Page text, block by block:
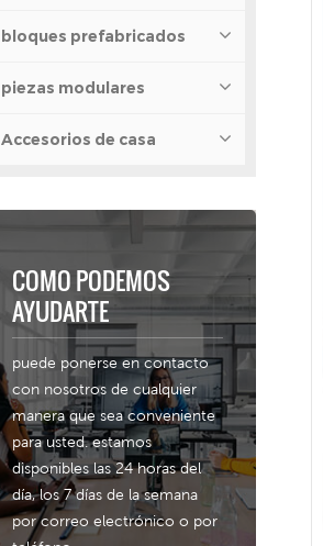
bloques prefabricados
piezas modulares
Accesorios de casa
COMO PODEMOS
AYUDARTE
puede ponerse en contacto
con nosotros de cualquier
manera que sea conveniente
para usted. estamos
disponibles las 24 horas del
día, los 7 días de la semana
por correo electrónico o por